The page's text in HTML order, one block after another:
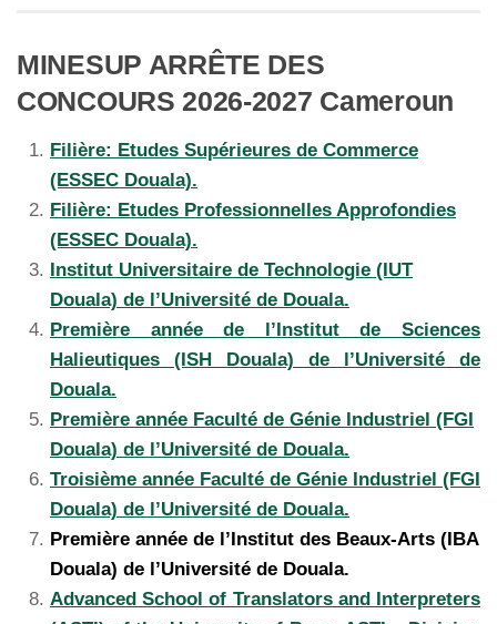
MINESUP ARRÊTE DES
CONCOURS 2026-2027 Cameroun
Filière: Etudes Supérieures de Commerce
(ESSEC Douala).
Filière: Etudes Professionnelles Approfondies
(ESSEC Douala).
Institut Universitaire de Technologie (IUT
Douala) de l’Université de Douala.
Première année de l’Institut de Sciences
Halieutiques (ISH Douala) de l’Université de
Douala.
Première année Faculté de Génie Industriel (FGI
Douala) de l’Université de Douala.
Troisième année Faculté de Génie Industriel (FGI
Douala) de l’Université de Douala.
Première année de l’Institut des Beaux-Arts (IBA
Douala) de l’Université de Douala.
Advanced School of Translators and Interpreters